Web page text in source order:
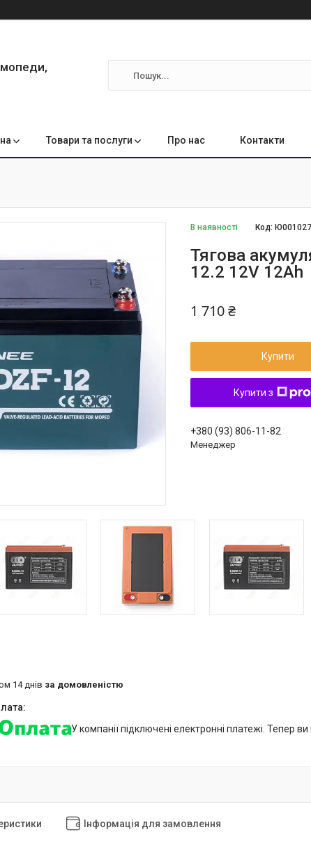
Товари та послуги Про нас Контакти
В наявності Код:
Тягова
12.2 12V 12Ah
1 710 ₴
Купити
Купити з
+380 (93) 806-11-82
Менеджер
14 днів за домовленістю
У компанії підключені електронні платежі. Тепер
Інформація для замовлення